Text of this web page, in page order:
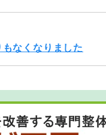
なくなりました